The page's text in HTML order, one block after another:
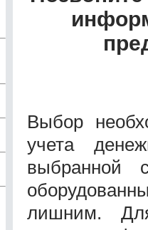
Выбор
учета
выбранной
лишним.